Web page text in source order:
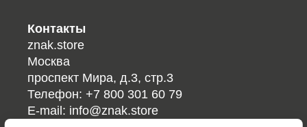
Контакты
znak.store
Москва
проспект Мира, д.3, стр.3
Телефон: +7 800 301 60 79
E-mail: info@znak.store